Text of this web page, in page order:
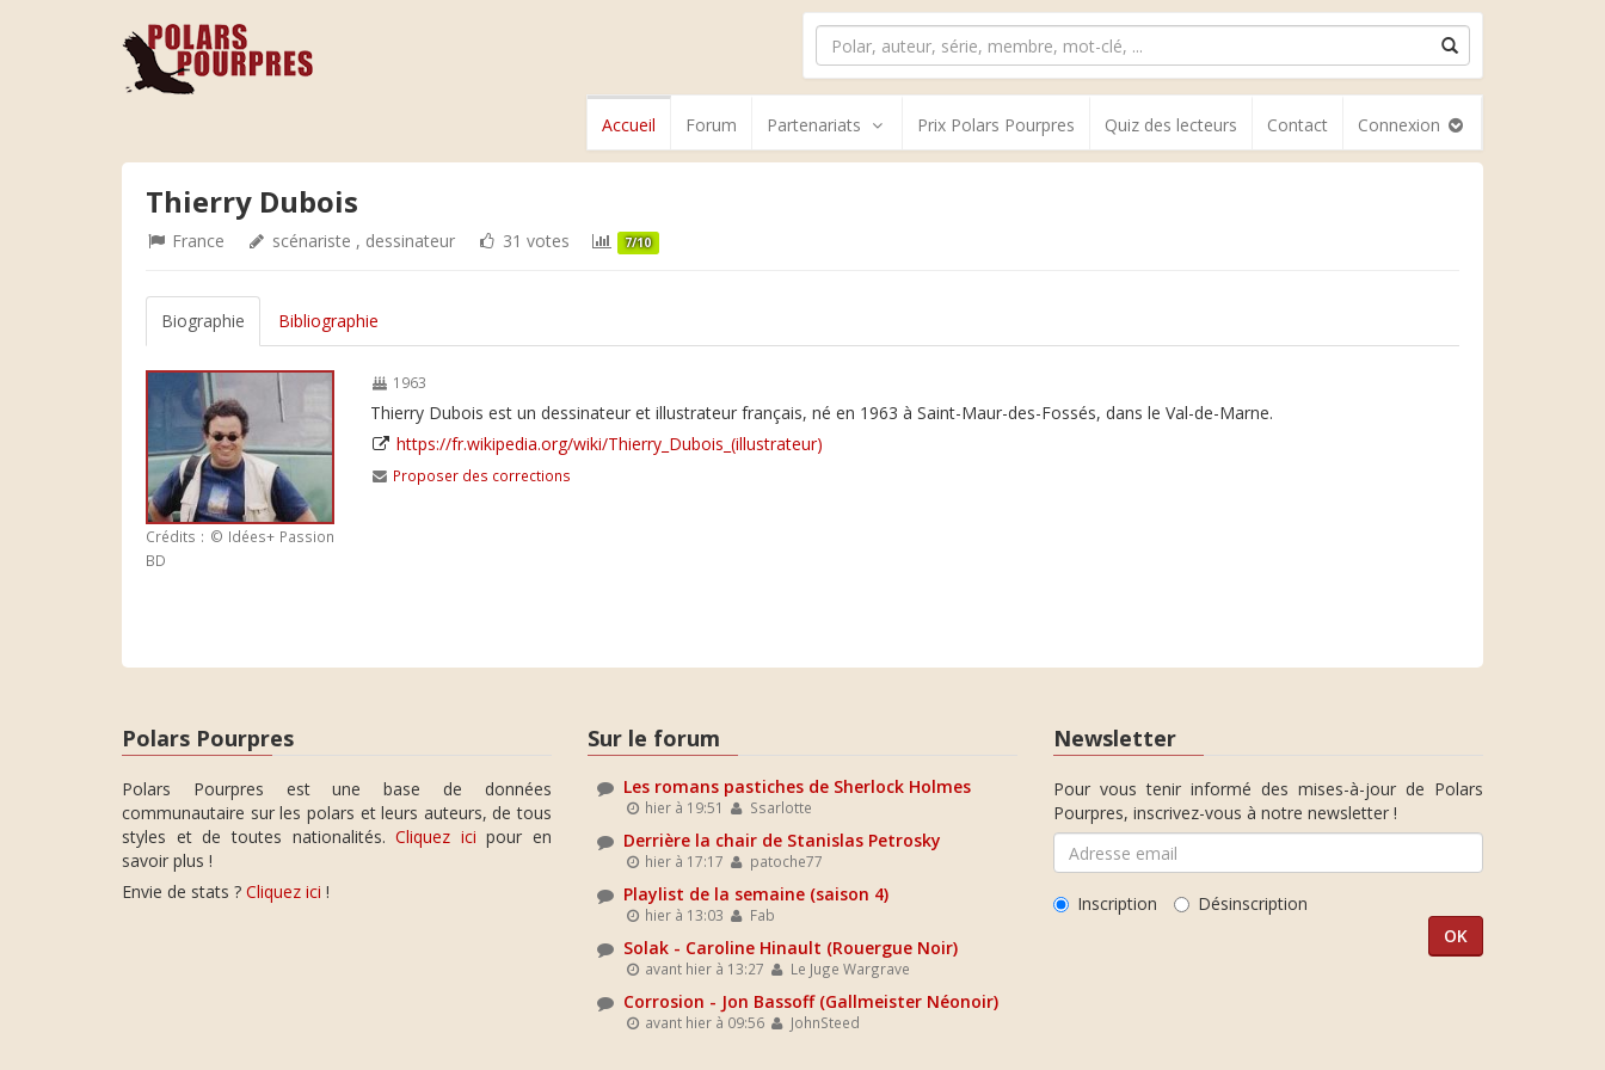
Accueil Forum Partenariats Prix Polars Pourpres Quiz des lecteurs Contact Connexion
Thierry Dubois
France scénariste , dessinateur 31 votes 7/10
Biographie Bibliographie
Crédits : © Idées+ Passion
BD
1963
Thierry Dubois est un dessinateur et illustrateur français, né en 1963 à Saint-Maur-des-Fossés, dans le Val-de-Marne.
https://fr.wikipedia.org/wiki/Thierry_Dubois_(illustrateur)
Proposer des corrections
Polars Pourpres
Polars Pourpres est une base de données
communautaire sur les polars et leurs auteurs, de tous
styles et de toutes nationalités.Cliquez ici pour en
savoir plus !
Envie de stats ? Cliquez ici !
Sur le forum
Les romans pastiches de Sherlock Holmes
hier à 19:51 Ssarlotte
Derrière la chair de Stanislas Petrosky
hier à 17:17 patoche77
Playlist de la semaine (saison 4)
hier à 13:03 Fab
Solak - Caroline Hinault (Rouergue Noir)
avant hier à 13:27 Le Juge Wargrave
Corrosion - Jon Bassoff (Gallmeister Néonoir)
avant hier à 09:56 JohnSteed
Newsletter
Pour vous tenir informé des mises-à-jour de Polars
Pourpres, inscrivez-vous à notre newsletter !
Inscription Désinscription